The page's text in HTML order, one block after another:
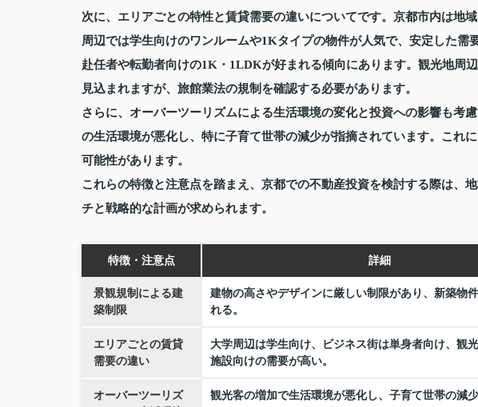
次に、エリアごとの特性と賃貸需要の違いについてです。京都市内は地
周辺では学生向けのワンルームや1Kタイプの物件が人気で、安定した需
赴任者や転勤者向けの1K・1LDKが好まれる傾向にあります。観光地周
見込まれますが、旅館業法の規制を確認する必要があります。
さらに、オーバーツーリズムによる生活環境の変化と投資への影響も考
の生活環境が悪化し、特に子育て世帯の減少が指摘されています。これ
可能性があります。
これらの特徴と注意点を踏まえ、京都での不動産投資を検討する際は、
チと戦略的な計画が求められます。
特徴・注意点 詳細
景観規制による建
築制限
建物の高さやデザインに厳しい制限があり、新築物
れる。
エリアごとの賃貸
需要の違い
大学周辺は学生向け、ビジネス街は単身者向け、観
施設向けの需要が高い。
オーバーツーリズ
観光客の増加で生活環境が悪化し、子育て世帯の減少